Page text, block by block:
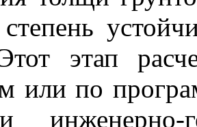
этап
или по